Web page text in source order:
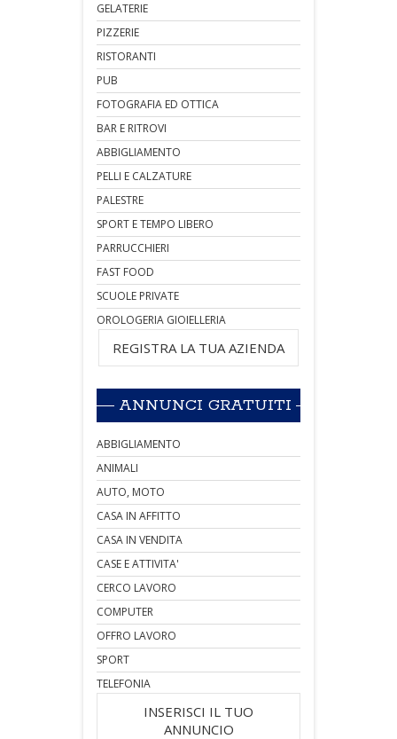
GELATERIE
PIZZERIE
RISTORANTI
PUB
FOTOGRAFIA ED OTTICA
BAR E RITROVI
ABBIGLIAMENTO
PELLI E CALZATURE
PALESTRE
SPORT E TEMPO LIBERO
PARRUCCHIERI
FAST FOOD
SCUOLE PRIVATE
OROLOGERIA GIOIELLERIA
REGISTRA LA TUA AZIENDA
ANNUNCI GRATUITI
ABBIGLIAMENTO
ANIMALI
AUTO, MOTO
CASA IN AFFITTO
CASA IN VENDITA
CASE E ATTIVITA'
CERCO LAVORO
COMPUTER
OFFRO LAVORO
SPORT
TELEFONIA
INSERISCI IL TUO
ANNUNCIO